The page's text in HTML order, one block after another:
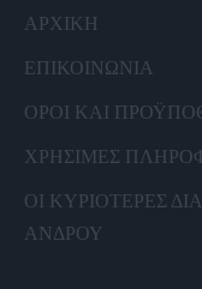
ΑΡΧΙΚΗ
ΕΠΙΚΟΙΝΩΝΙΑ
ΟΡΟΙ ΚΑΙ
ΧΡΗΣΙΜΕΣ
ΟΙ ΚΥΡΙΟΤΕΡΕΣ
ΑΝΔΡΟΥ